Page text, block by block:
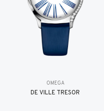
OMEGA
DE VILLE TRESOR